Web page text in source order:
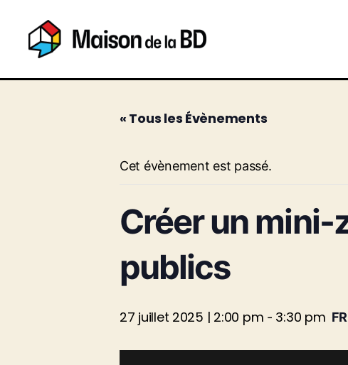
de
« Tous les Évènements
Cet évènement est passé.
Créer un mini-
publics
27 juillet 2025 | 2:00 pm - 3:30 pm